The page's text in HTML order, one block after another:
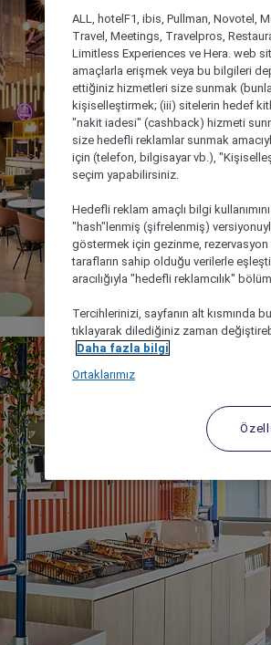
ALL, hotelF1, ibis, Pullman, Novotel,
Travel, Meetings, Travelpros,
Limitless Experiences ve Hera. web
amaçlarla erişmek veya bu bilgileri
ettiğiniz hizmetleri size sunmak
kişiselleştirmek; (iii) sitelerin hedef
"nakit iadesi" (cashback) hizmeti
size hedefli reklamlar sunmak
için (telefon, bilgisayar vb.),
seçim yapabilirsiniz.
Hedefli reklam amaçlı bilgi
"hash"lenmiş (şifrelenmiş)
göstermek için gezinme,
tarafların sahip olduğu verilerle
aracılığıyla "hedefli reklamcılık"
Tercihlerinizi, sayfanın alt kısmında
tıklayarak dilediğiniz zaman
Daha fazla bilgi
Ortaklarımız